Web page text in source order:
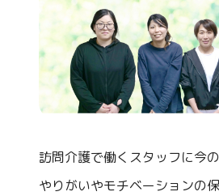
訪問介護で働くスタッフに今
やりがいやモチベーションの